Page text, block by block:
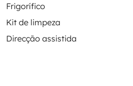
Frigorífico
Kit de limpeza
Direcção assistida